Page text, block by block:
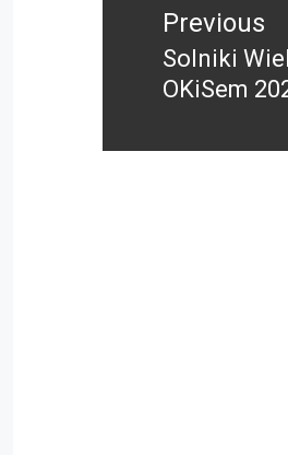
wpisuPrevious
Previous
post:
Solniki
OKiSem